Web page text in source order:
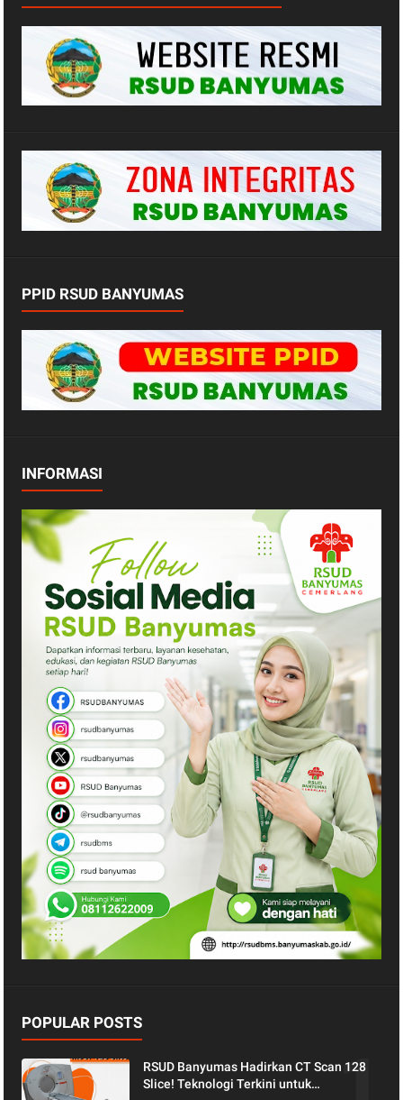
PPID RSUD BANYUMAS
INFORMASI
POPULAR POSTS
RSUD Banyumas Hadirkan CT Scan 128
Slice! Teknologi Terkini untuk